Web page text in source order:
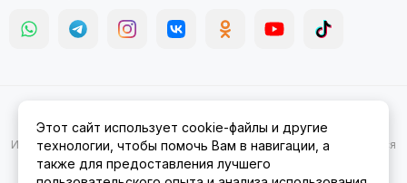
Амуре.Карта сайта
Информация на сайте носит ознакомительный характер и не является
публичной офертой.
Этот сайт использует cookie-файлы и другие
технологии, чтобы помочь Вам в навигации, а
также для предоставления лучшего